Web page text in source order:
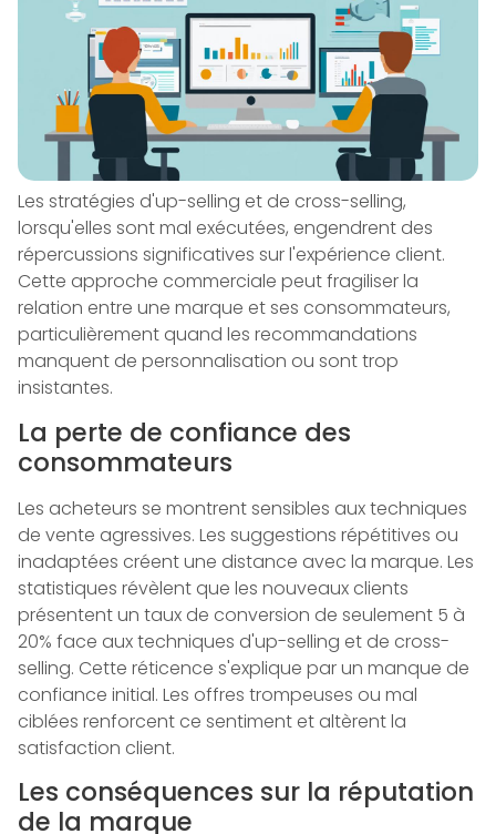
Les stratégies d'up-selling et de cross-selling,
lorsqu'elles sont mal exécutées, engendrent des
répercussions significatives sur l'expérience client.
Cette approche commerciale peut fragiliser la
relation entre une marque et ses consommateurs,
particulièrement quand les recommandations
manquent de personnalisation ou sont trop
insistantes.
La perte de confiance des
consommateurs
Les acheteurs se montrent sensibles aux techniques
de vente agressives. Les suggestions répétitives ou
inadaptées créent une distance avec la marque. Les
statistiques révèlent que les nouveaux clients
présentent un taux de conversion de seulement 5 à
20% face aux techniques d'up-selling et de cross-
selling. Cette réticence s'explique par un manque de
confiance initial. Les offres trompeuses ou mal
ciblées renforcent ce sentiment et altèrent la
satisfaction client.
Les conséquences sur la réputation
de la marque